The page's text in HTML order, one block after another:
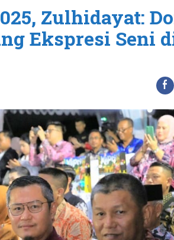
Zulhidayat:
Ekspresi Seni